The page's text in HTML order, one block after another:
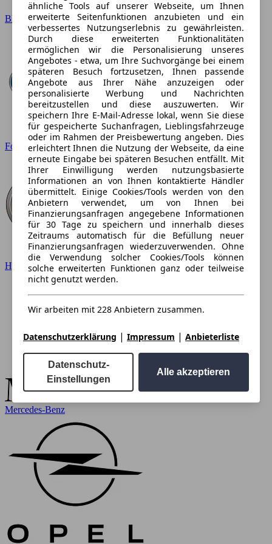
ähnliche Tools auf unserer Webseite, um Ihnen
erweiterte Seitenfunktionen anzubieten und ein
verbessertes Nutzungserlebnis zu gewährleisten.
Durch diese erweiterten Funktionalitäten
ermöglichen wir die Personalisierung unseres
Angebotes - etwa, um Ihre Suchvorgänge bei einem
späteren Besuch fortzusetzen, Ihnen passende
Angebote aus Ihrer Nähe anzuzeigen oder
personalisierte Werbung und Nachrichten
bereitzustellen und diese auszuwerten. Wir
speichern Ihre E-Mail-Adresse lokal, wenn Sie diese
für gespeicherte Suchanfragen, Lieblingsfahrzeuge
oder im Rahmen der Preisbewertung angeben. Dies
erleichtert Ihnen die Nutzung der Webseite, da eine
erneute Eingabe bei späteren Besuchen entfällt. Mit
Ihrer Einwilligung werden nutzungsbasierte
Informationen an von Ihnen kontaktierte Händler
übermittelt. Einige Cookies/Tools werden von den
Anbietern verwendet, um von Ihnen bei
Finanzierungsanfragen angegebene Informationen
für 30 Tage zu speichern und innerhalb dieses
Zeitraums automatisch für die Befüllung neuer
Finanzierungsanfragen wiederzuverwenden. Ohne
die Verwendung solcher Cookies/Tools können
solche erweiterten Funktionen ganz oder teilweise
nicht genutzt werden.
Wir arbeiten mit 228 Anbietern zusammen.
Datenschutzerklärung | Impressum | Anbieterliste
Datenschutz-
Einstellungen
Alle akzeptieren
BMW
Ford
Hyundai
Mercedes-Benz